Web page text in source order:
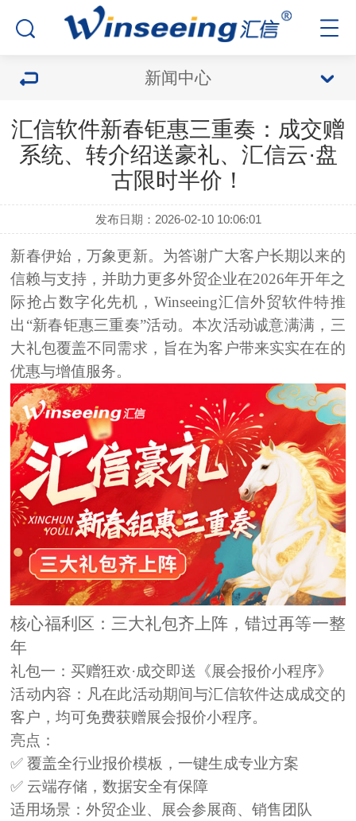
新闻中心
汇信软件新春钜惠三重奏：成交赠
系统、转介绍送豪礼、汇信云·盘
古限时半价！
发布日期：2026-02-10 10:06:01
新春伊始，万象更新。为答谢广大客户长期以来的
信赖与支持，并助力更多外贸企业在2026年开年之
际抢占数字化先机，Winseeing汇信外贸软件特推
出 “新春钜惠三重奏”活动。本次活动诚意满满，三
大礼包覆盖不同需求，旨在为客户带来实实在在的
优惠与增值服务。
核心福利区：三大礼包齐上阵，错过再等一整
年
礼包一：买赠狂欢·成交即送《展会报价小程序》
活动内容： 凡在此活动期间与汇信软件达成成交的
客户，均可免费获赠展会报价小程序。
亮点：
✅ 覆盖全行业报价模板，一键生成专业方案
✅ 云端存储，数据安全有保障
适用场景：外贸企业、展会参展商、销售团队